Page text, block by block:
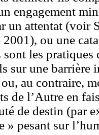
engagement
un attentat (voir
2001), ou une
sont les pratiques
sur une barrière
au contraire,
de l’Autre en
de destin (par
» pesant sur